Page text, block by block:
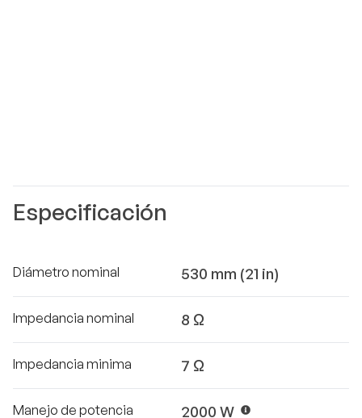
Especificación
Diámetro nominal 530 mm (21 in)
Impedancia nominal 8 Ω
Impedancia minima 7 Ω
Manejo de potencia
2000 W